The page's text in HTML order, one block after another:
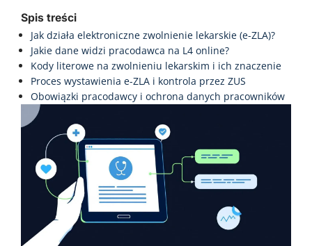
Spis treści
Jak działa elektroniczne zwolnienie lekarskie (e-ZLA)?
Jakie dane widzi pracodawca na L4 online?
Kody literowe na zwolnieniu lekarskim i ich znaczenie
Proces wystawienia e-ZLA i kontrola przez ZUS
Obowiązki pracodawcy i ochrona danych pracowników